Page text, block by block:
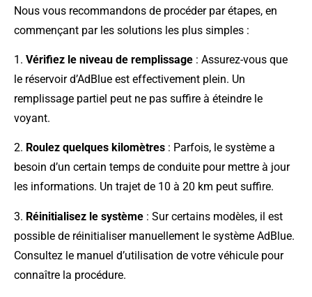
Nous vous recommandons de procéder par étapes, en
commençant par les solutions les plus simples :
1. Vérifiez le niveau de remplissage : Assurez-vous que
le réservoir d’AdBlue est effectivement plein. Un
remplissage partiel peut ne pas suffire à éteindre le
voyant.
2. Roulez quelques kilomètres : Parfois, le système a
besoin d’un certain temps de conduite pour mettre à jour
les informations. Un trajet de 10 à 20 km peut suffire.
3. Réinitialisez le système : Sur certains modèles, il est
possible de réinitialiser manuellement le système AdBlue.
Consultez le manuel d’utilisation de votre véhicule pour
connaître la procédure.